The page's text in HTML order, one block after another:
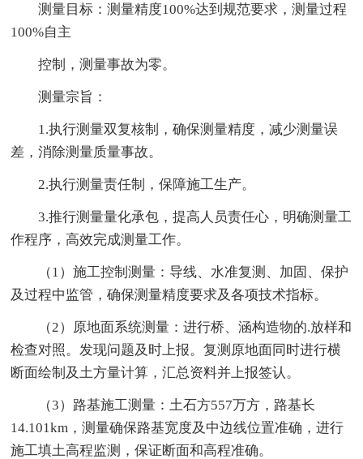
测量目标：测量精度100%达到规范要求，测量过程
100%自主
控制，测量事故为零。
测量宗旨：
1.执行测量双复核制，确保测量精度，减少测量误
差，消除测量质量事故。
2.执行测量责任制，保障施工生产。
3.推行测量量化承包，提高人员责任心，明确测量工
作程序，高效完成测量工作。
（1）施工控制测量：导线、水准复测、加固、保护
及过程中监管，确保测量精度要求及各项技术指标。
（2）原地面系统测量：进行桥、涵构造物的.放样和
检查对照。发现问题及时上报。复测原地面同时进行横
断面绘制及土方量计算，汇总资料并上报签认。
（3）路基施工测量：土石方557万方，路基长
14.101km，测量确保路基宽度及中边线位置准确，进行
施工填土高程监测，保证断面和高程准确。